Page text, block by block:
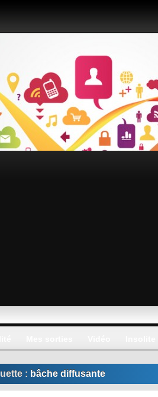
: bâche diffusante